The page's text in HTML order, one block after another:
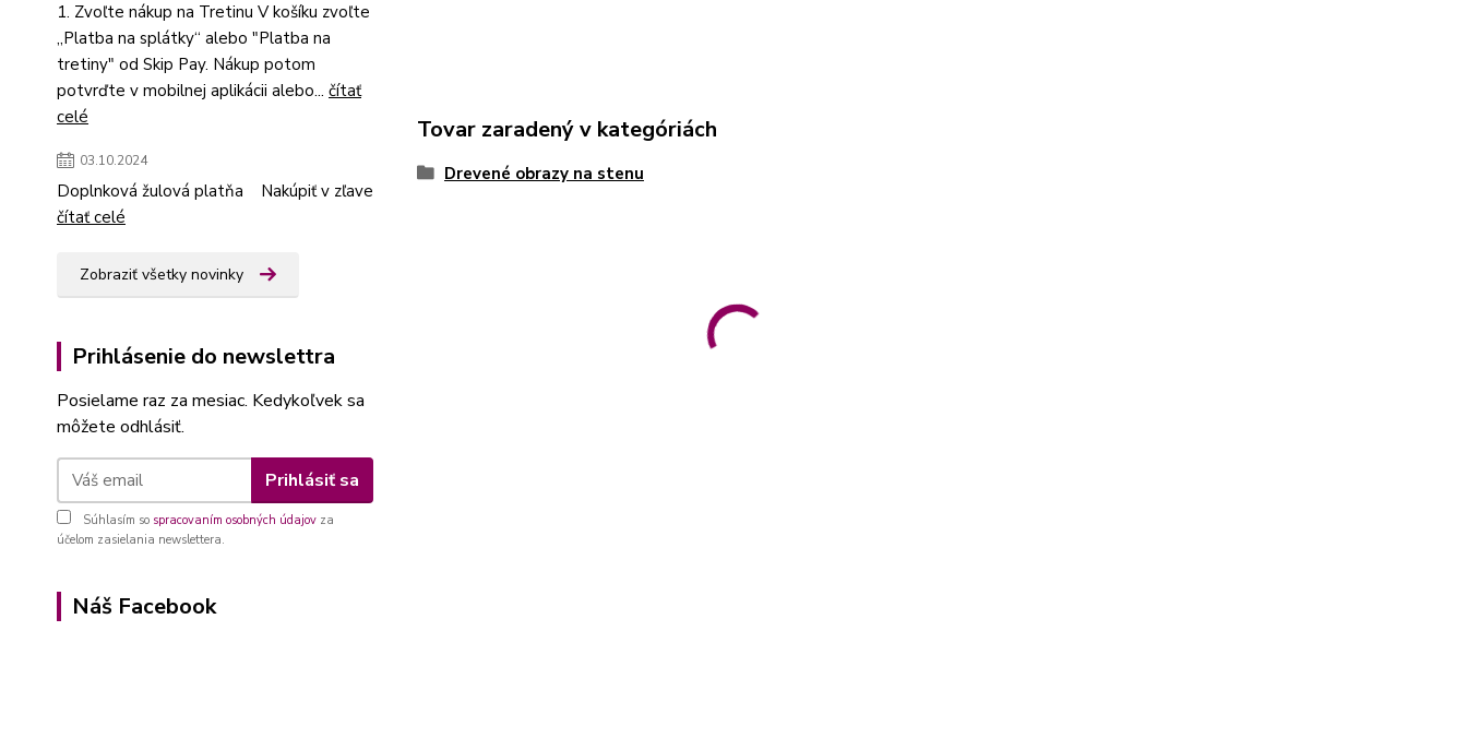
1. Zvoľte nákup na Tretinu V košíku zvoľte
„Platba na splátky“ alebo "Platba na
tretiny" od Skip Pay. Nákup potom
potvrďte v mobilnej aplikácii alebo... čítať
celé
03.10.2024
Doplnková žulová platňa Nakúpiť v zľave
čítať celé
Zobraziť všetky novinky
Prihlásenie do newslettra
Posielame raz za mesiac. Kedykoľvek sa
môžete odhlásiť.
Prihlásiť sa
Súhlasím so spracovaním osobných údajov za
účelom zasielania newslettera.
Náš Facebook
Tovar zaradený v kategóriách
Drevené obrazy na stenu